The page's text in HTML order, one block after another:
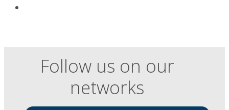
Follow us on our
networks